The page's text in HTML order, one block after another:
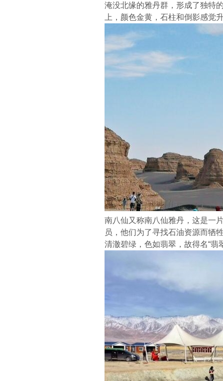
淹没北缘的雅丹群，形成了独特
上，颜色金黄，石柱和倒影感觉
南八仙又称南八仙雅丹，这是一
员，他们为了寻找石油资源而牺
清澈碧绿，色如翡翠，故得名“翡